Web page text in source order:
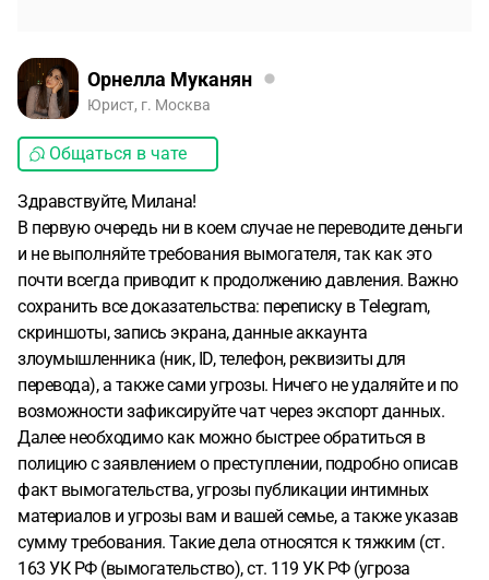
Орнелла Муканян
Юрист, г. Москва
Общаться в чате
Здравствуйте, Милана!
В первую очередь ни в коем случае не переводите деньги
и не выполняйте требования вымогателя, так как это
почти всегда приводит к продолжению давления. Важно
сохранить все доказательства: переписку в Telegram,
скриншоты, запись экрана, данные аккаунта
злоумышленника (ник, ID, телефон, реквизиты для
перевода), а также сами угрозы. Ничего не удаляйте и по
возможности зафиксируйте чат через экспорт данных.
Далее необходимо как можно быстрее обратиться в
полицию с заявлением о преступлении, подробно описав
факт вымогательства, угрозы публикации интимных
материалов и угрозы вам и вашей семье, а также указав
сумму требования. Такие дела относятся к тяжким (ст.
163 УК РФ (вымогательство), ст. 119 УК РФ (угроза